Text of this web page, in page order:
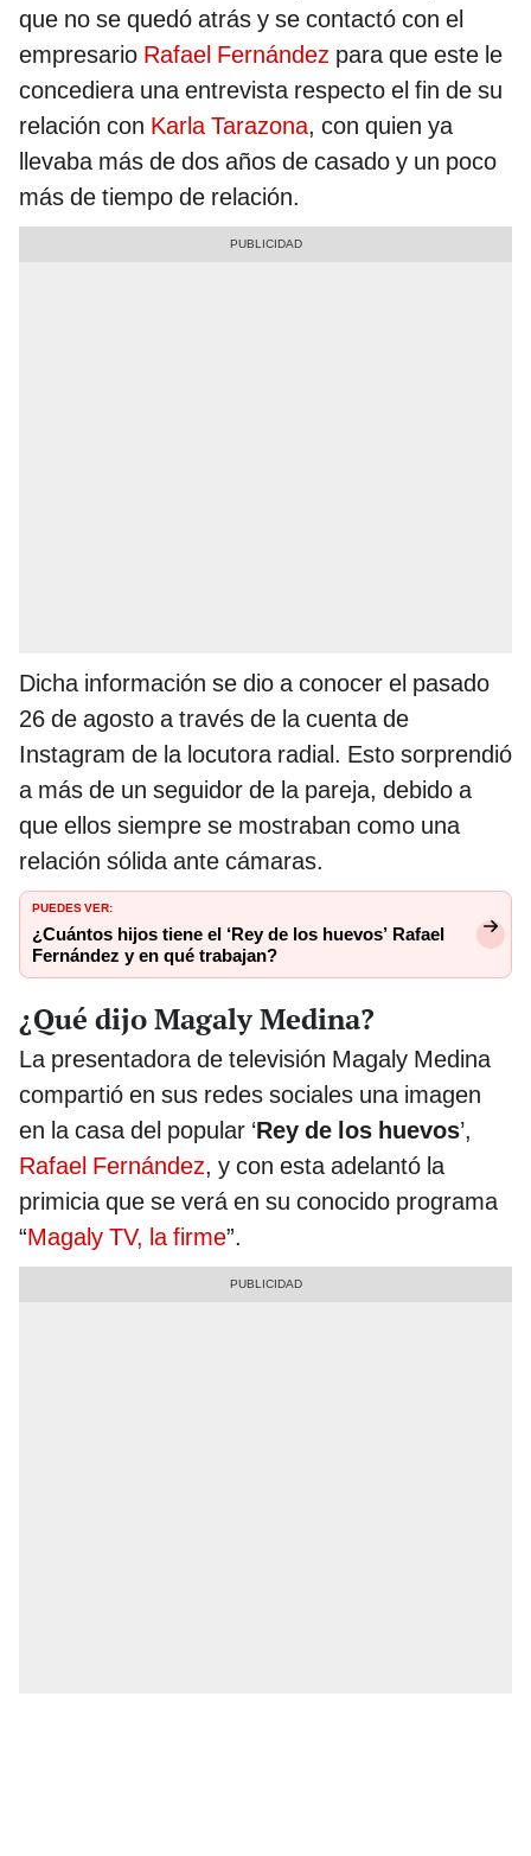
que no se quedó atrás y se contactó con el
empresario Rafael Fernández para que este le
concediera una entrevista respecto el fin de su
relación con Karla Tarazona, con quien ya
llevaba más de dos años de casado y un poco
más de tiempo de relación.
Dicha información se dio a conocer el pasado
26 de agosto a través de la cuenta de
Instagram de la locutora radial. Esto sorprendió
a más de un seguidor de la pareja, debido a
que ellos siempre se mostraban como una
relación sólida ante cámaras.
PUEDES VER:
¿Cuántos hijos tiene el ‘Rey de los huevos’ Rafael
Fernández y en qué trabajan?
¿Qué dijo Magaly Medina?
La presentadora de televisión Magaly Medina
compartió en sus redes sociales una imagen
en la casa del popular ‘Rey de los huevos’,
Rafael Fernández, y con esta adelantó la
primicia que se verá en su conocido programa
“Magaly TV, la firme”.